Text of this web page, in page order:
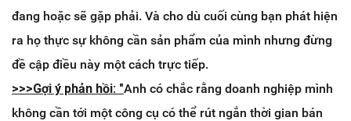
đang hoặc sẽ gặp phải. Và cho dù cuối cùng bạn phát hiện
ra họ thực sự không cần sản phẩm của mình nhưng đừng
đề cập điều này một cách trực tiếp.
>>>​Gợi ý phản hồi: "Anh có chắc rằng doanh nghiệp mình
không cần tới một công cụ có thể rút ngắn thời gian bán